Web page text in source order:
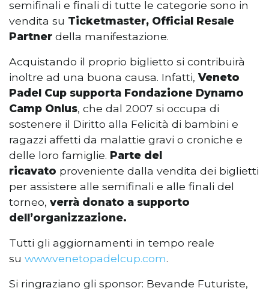
semifinali e finali di tutte le categorie sono in
vendita su Ticketmaster, Official Resale
Partner della manifestazione.
Acquistando il proprio biglietto si contribuirà
inoltre ad una buona causa. Infatti, Veneto
Padel Cup supporta Fondazione Dynamo
Camp Onlus, che dal 2007 si occupa di
sostenere il Diritto alla Felicità di bambini e
ragazzi affetti da malattie gravi o croniche e
delle loro famiglie. Parte del
ricavato proveniente dalla vendita dei biglietti
per assistere alle semifinali e alle finali del
torneo, verrà donato a supporto
dell’organizzazione.
Tutti gli aggiornamenti in tempo reale
su www.venetopadelcup.com.
Si ringraziano gli sponsor: Bevande Futuriste,